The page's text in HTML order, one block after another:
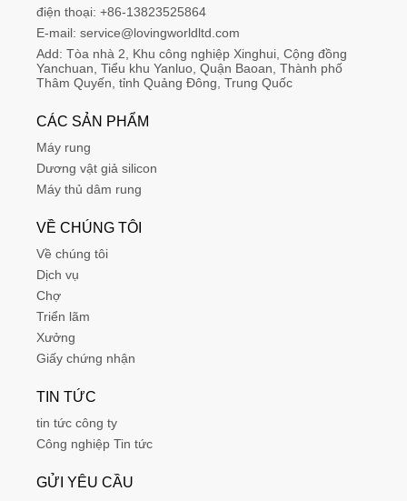
điện thoại: +86-13823525864
E-mail: service@lovingworldltd.com
Add: Tòa nhà 2, Khu công nghiệp Xinghui, Cộng đồng
Yanchuan, Tiểu khu Yanluo, Quận Baoan, Thành phố
Thâm Quyến, tỉnh Quảng Đông, Trung Quốc
CÁC SẢN PHẨM
Máy rung
Dương vật giả silicon
Máy thủ dâm rung
VỀ CHÚNG TÔI
Về chúng tôi
Dịch vụ
Chợ
Triển lãm
Xưởng
Giấy chứng nhận
TIN TỨC
tin tức công ty
Công nghiệp Tin tức
GỬI YÊU CẦU